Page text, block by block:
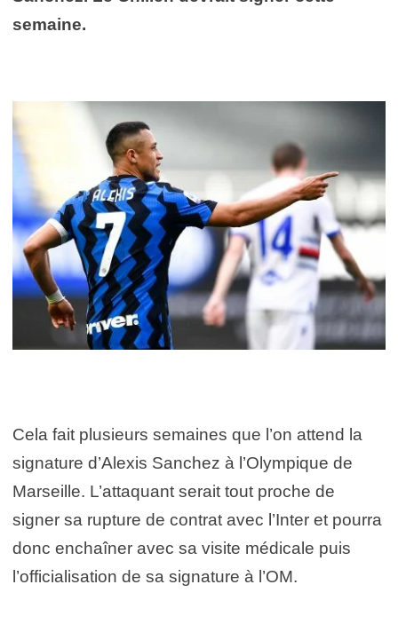
semaine.
Cela fait plusieurs semaines que l’on attend la
signature d’Alexis Sanchez à l’Olympique de
Marseille. L’attaquant serait tout proche de
signer sa rupture de contrat avec l’Inter et pourra
donc enchaîner avec sa visite médicale puis
l’officialisation de sa signature à l’OM.